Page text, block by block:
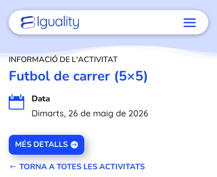
INFORMACIÓ DE L'ACTIVITAT
Futbol de carrer (5×5)

Data
Dimarts, 26 de maig de 2026
MÉS DETALLS
TORNA A TOTES LES ACTIVITATS